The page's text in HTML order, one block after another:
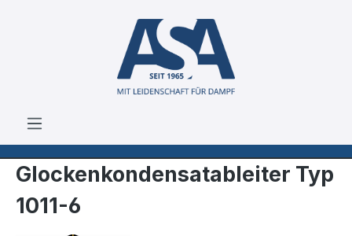
Zum Hauptinhalt springen
Glockenkondensatableiter Typ
1011-6